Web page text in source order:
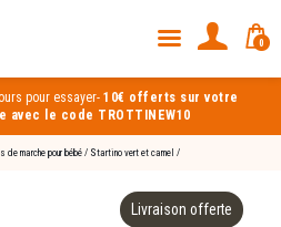
pour essayer-10€ offerts sur votre
avec le code TROTTINEW10
0
de marche pour bébé / Startino vert et camel /